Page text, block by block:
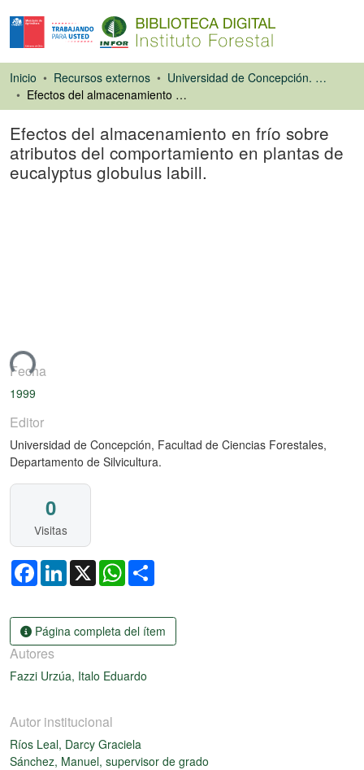
Inicio Recursos externos
Universidad de Concepción. Facultad de Ciencias Forestales
Efectos del almacenamiento en frío sobre atributos del comportamiento en plantas de eucalyptus globulus labill.
Efectos del almacenamiento en frío sobre
atributos del comportamiento en plantas de
eucalyptus globulus labill.
Fecha
1999
Editor
Universidad de Concepción, Facultad de Ciencias Forestales,
Departamento de Silvicultura.
0
Visitas
FacebookLinkedIn
X WhatsApp
Página completa del ítem
Autores
Fazzi Urzúa, Italo Eduardo
Autor institucional
Ríos Leal, Darcy Graciela
Sánchez, Manuel, supervisor de grado